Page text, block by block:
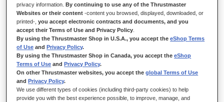
Der HOTAS WARTHOG USB-Joystick mit Doppelgashebel ist
das Resultat einer intensiven Zusammenarbeit zwischen den
Entwicklerteams von Thrustmaster und Mitgliedern der
Simmer-Community (Flugsimulationsspieler-Gemeinschaft).
Während der gesamten Entwicklungsphase des Produktes
wurden Studien durchgeführt und zwischen den beiden Seiten
fand ein ständiger Austausch statt, um einen Joystick zu
schaffen, der den exakten und spezifischen Anforderungen
dieser Experten entspricht. Das Resultat ist der HOTAS
privacy information. By continuing to use any of the Thrustmaster
Websites or their content -content you browsed, displayed, downloaded, or
printed-,you accept electronic contracts and documents, and you
accept their Terms of Use and Privacy Policy.
By using the Thrustmaster Shop in U.S.A., you accept theeShop Terms
of Use and Privacy Policy.
By using the Thrustmaster Shop in Canada, you accept theeShop
Terms of Use and Privacy Policy.
On other Thrustmaster websites, you accept theglobal Terms of Use
and Privacy Policy.
We use different types of cookies (including third-party cookies) to help
provide you with the best experience possible, to improve, manage, and